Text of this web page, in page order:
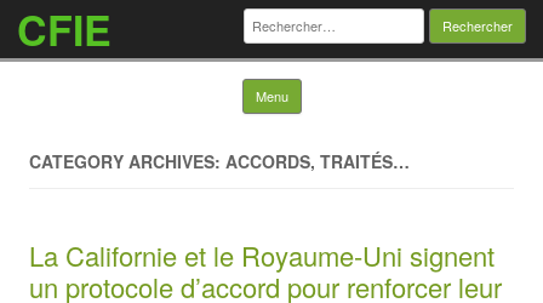
CFIE Rechercher :
Menu Skip to content
CATEGORY ARCHIVES: ACCORDS, TRAITÉS…
La Californie et le Royaume-Uni signent
un protocole d’accord pour renforcer leur